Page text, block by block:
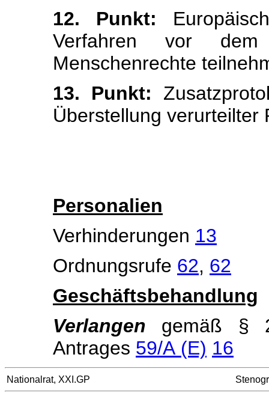
12. Punkt:
Verfahren vor dem
Menschenrechte
13. Punkt:
Überstellung verurteilter
Personalien
Verhinderungen 13
Ordnungsrufe 62, 62
Geschäftsbehandlung
Verlangen
gemäß §
Antrages 59/A (E) 16
Nationalrat, XXI.GP